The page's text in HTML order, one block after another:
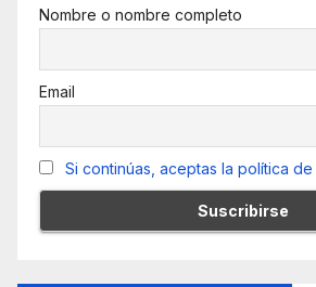
Nombre o nombre completo
Email
Si continúas, aceptas la política